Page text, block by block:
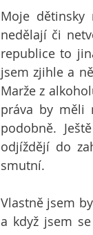
Moje dětinsky
nedělají či
republice to
jsem zjihle a
Marže z
práva by měli
podobně.
odjíždějí do
smutní.
Vlastně jsem
a když jsem